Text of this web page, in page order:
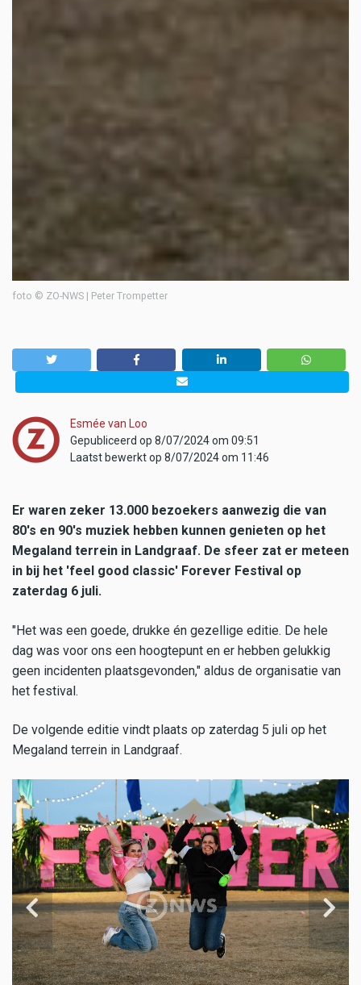
foto © ZO-NWS | Peter Trompetter
Esmée van Loo
Gepubliceerd op 8/07/2024 om 09:51
Laatst bewerkt op 8/07/2024 om 11:46
Er waren zeker 13.000 bezoekers aanwezig die van
80's en 90's muziek hebben kunnen genieten op het
Megaland terrein in Landgraaf. De sfeer zat er meteen
in bij het 'feel good classic' Forever Festival op
zaterdag 6 juli.
"Het was een goede, drukke én gezellige editie. De hele
dag was voor ons een hoogtepunt en er hebben gelukkig
geen incidenten plaatsgevonden," aldus de organisatie van
het festival.
De volgende editie vindt plaats op zaterdag 5 juli op het
Megaland terrein in Landgraaf.